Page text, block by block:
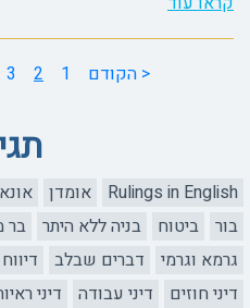
< הקודם 1
2
3
Rulings in English אומדן
בור
ביטוח בניה ללא היתר בר
גרמא וגרמי
דברים שבלב
דיני חוזים
דיני עבודה דיני